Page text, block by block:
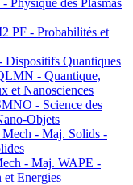
Physique des Plasmas
PF - Probabilités et
Quantiques
- Quantique,
et Nanosciences
- Science des
Objets
- Maj. Solids -
- Maj. WAPE -
Energies